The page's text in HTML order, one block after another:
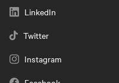
LinkedIn
Twitter
Instagram